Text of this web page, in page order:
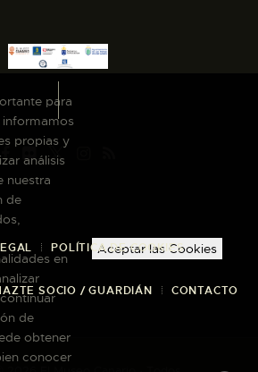
POLÍTICA DE COOKIES
SOCIO / GUARDIÁN CONTACTO
para
propias y
análisis
nuestra
de
en
de
obtener
conocer
Aceptar las Cookies